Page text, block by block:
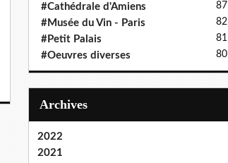
#Cathédrale d'Amiens 87
#Musée du Vin - Paris 82
#Petit Palais 81
#Oeuvres diverses 80
Archives
2022
2021